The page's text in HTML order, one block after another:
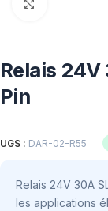
Relais
Pin
UGS : DAR-02-R55
Relais 24V 30A
les applications